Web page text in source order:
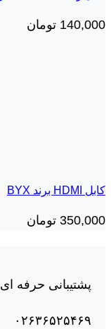
140,000 تومان
کابل HDMI برند BYX
350,000 تومان
پشتیبانی حرفه ای
۰۲۶۳۶۵۲۵۴۶۹